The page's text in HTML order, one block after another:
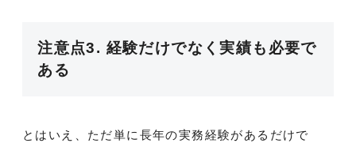
注意点3. 経験だけでなく実績も必要で
ある
とはいえ、ただ単に長年の実務経験があるだけで